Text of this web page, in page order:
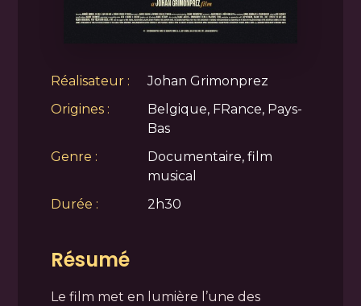
Réalisateur :
Johan Grimonprez
Origines :
Belgique, FRance, Pays-
Bas
Genre :
Documentaire, film
musical
Durée :
2h30
Résumé
Le film met en lumière l’une des